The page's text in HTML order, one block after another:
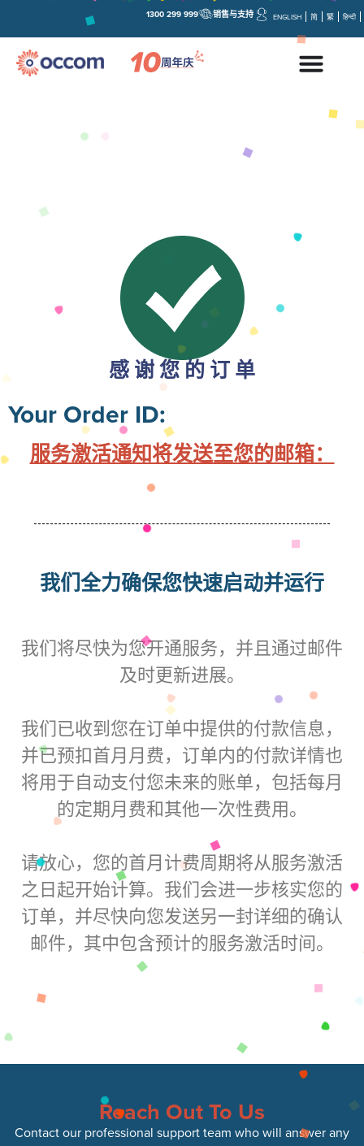
销售与支持
1300 299 999 ENGLISH 简 繁 हिन्दी
感 谢 您 的 订 单
Your Order ID:
服务激活通知将发送至您的邮箱：
我们全力确保您快速启动并运行
我们将尽快为您开通服务，并且通过邮件
及时更新进展。
我们已收到您在订单中提供的付款信息，
并已预扣首月月费，订单内的付款详情也
将用于自动支付您未来的账单，包括每月
的定期月费和其他一次性费用。
请放心，您的首月计费周期将从服务激活
之日起开始计算。我们会进一步核实您的
订单，并尽快向您发送另一封详细的确认
邮件，其中包含预计的服务激活时间。
Reach Out To Us
Contact our professional support team who will answer any